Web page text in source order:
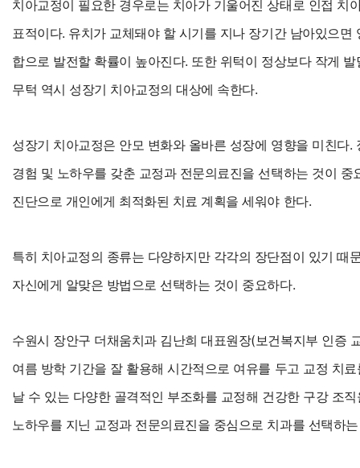
치아교정이 필요한 경우로는 치아가 기울어진 상태로 인접 치
표적이다. 유치가 교체돼야 할 시기를 지나 장기간 남아있으
합으로 발전할 확률이 높아진다. 또한 위턱이 정상보다 작게
무턱 역시 성장기 치아교정의 대상에 속한다.
성장기 치아교정은 안모 변화와 올바른 성장에 영향을 미친다
경험 및 노하우를 갖춘 교정과 전문의료진을 선택하는 것이
진단으로 개인에게 최적화된 치료 계획을 세워야 한다.
특히 치아교정의 종류는 다양하지만 각각의 장단점이 있기 때
자신에게 알맞은 방법으로 선택하는 것이 중요하다.
수원시 장안구 더채움치과 김난희 대표원장(보건복지부 인증
여름 방학 기간을 잘 활용해 시간적으로 여유를 두고 교정 치
날 수 있는 다양한 골격적인 부조화를 교정해 건강한 구강 조
노하우를 지닌 교정과 전문의료진을 중심으로 치과를 선택하